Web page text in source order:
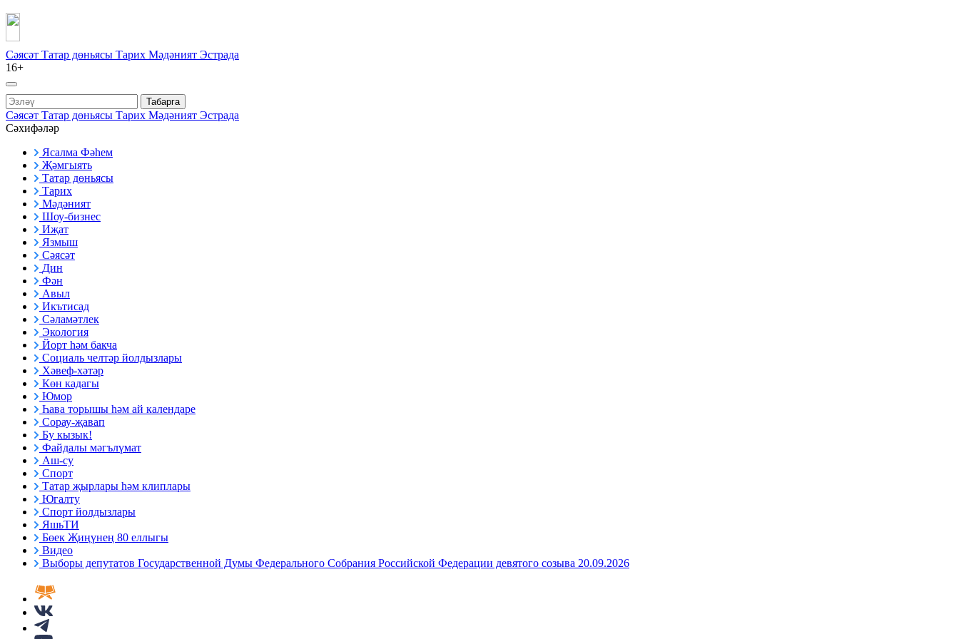
Сәясәт Татар дөньясы Тарих Мәдәният Эстрада
16+
Табарга
Сәясәт Татар дөньясы Тарих Мәдәният Эстрада
Сәхифәләр
Ясалма Фәһем
Җәмгыять
Татар дөньясы
Тарих
Мәдәният
Шоу-бизнес
Иҗат
Язмыш
Сәясәт
Дин
Фән
Авыл
Икътисад
Сәламәтлек
Экология
Йорт һәм бакча
Социаль челтәр йолдызлары
Хәвеф-хәтәр
Көн кадагы
Юмор
Һава торышы һәм ай календаре
Сорау-җавап
Бу кызык!
Файдалы мәгълүмат
Аш-су
Спорт
Татар җырлары һәм клиплары
Югалту
Спорт йолдызлары
ЯшьТИ
Бөек Җиңүнең 80 еллыгы
Видео
Выборы депутатов Государственной Думы Федерального Собрания Российской Федерации девятого созыва 20.09.2026